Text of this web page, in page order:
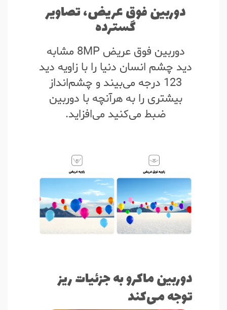
دوربین فوق عریض، تصاویر
گسترده
دوربین فوق عریض 8MP مشابه
دید چشم انسان دنیا را با زاویه دید
123 درجه می‌بیند و چشم‌انداز
بیشتری را به هرآنچه با دوربین
ضبط می‌کنید می‌افزاید.
دوربین ماکرو به جزئیات ریز
توجه می‌کند